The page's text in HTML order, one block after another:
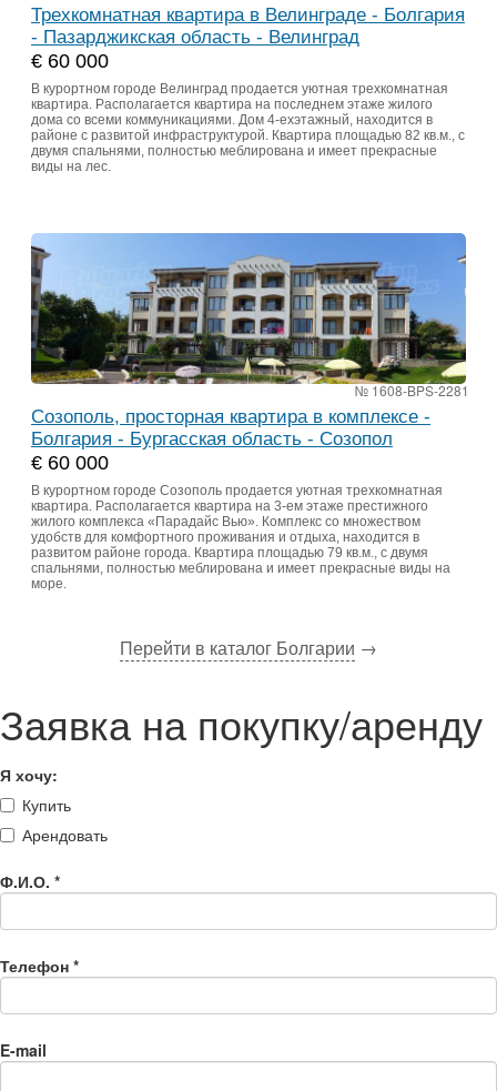
Трехкомнатная квартира в Велинграде - Болгария
- Пазарджикская область - Велинград
€ 60 000
В курортном городе Велинград продается уютная трехкомнатная
квартира. Располагается квартира на последнем этаже жилого
дома со всеми коммуникациями. Дом 4-ехэтажный, находится в
районе с развитой инфраструктурой. Квартира площадью 82 кв.м., с
двумя спальнями, полностью меблирована и имеет прекрасные
виды на лес.
№ 1608-BPS-2281
Созополь, просторная квартира в комплексе -
Болгария - Бургасская область - Созопол
€ 60 000
В курортном городе Созополь продается уютная трехкомнатная
квартира. Располагается квартира на 3-ем этаже престижного
жилого комплекса «Парадайс Вью». Комплекс со множеством
удобств для комфортного проживания и отдыха, находится в
развитом районе города. Квартира площадью 79 кв.м., с двумя
спальнями, полностью меблирована и имеет прекрасные виды на
море.
Перейти в каталог Болгарии →
Заявка на покупку/аренду
Я хочу:
Купить
Арендовать
Ф.И.О. *
Телефон *
E-mail